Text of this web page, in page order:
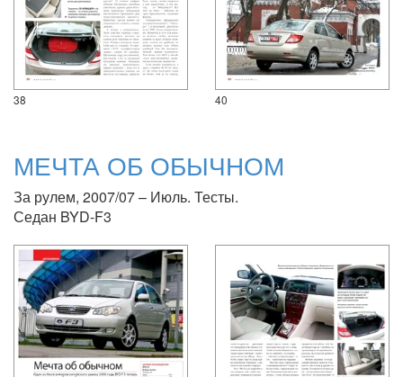
38 40
МЕЧТА ОБ ОБЫЧНОМ
За рулем, 2007/07 – Июль. Тесты.
Седан BYD-F3